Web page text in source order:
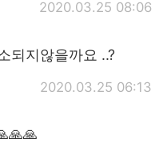
2020.03.25 08:06
되지않을까요 ..?
2020.03.25 06:13